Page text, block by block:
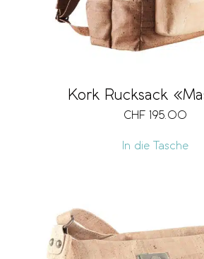
Kork Rucksack
CHF 195.00
In die Tasche